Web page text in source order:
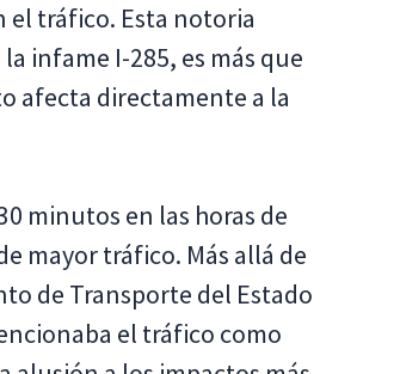
el tráfico. Esta notoria
infame I-285, es más que
afecta directamente a la
minutos en las horas de
mayor tráfico. Más allá de
de Transporte del Estado
el tráfico como